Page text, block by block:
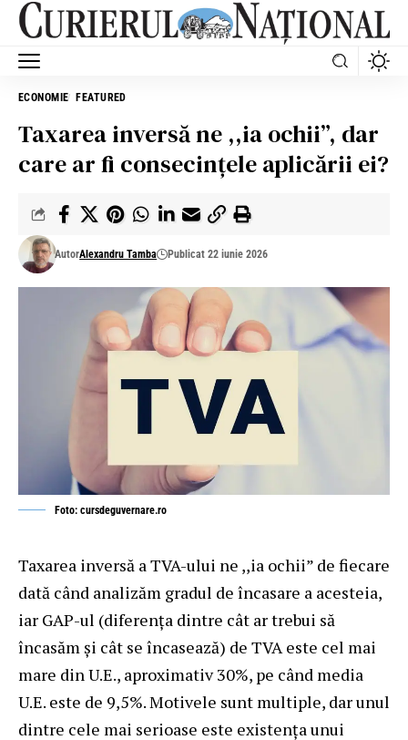
ECONOMIE FEATURED
Taxarea inversă ne ,,ia ochii”, dar
care ar fi consecințele aplicării ei?
AutorAlexandru Tamba Publicat 22 iunie 2026
Foto: cursdeguvernare.ro
Taxarea inversă a TVA-ului ne ,,ia ochii” de fiecare
dată când analizăm gradul de încasare a acesteia,
iar GAP-ul (diferența dintre cât ar trebui să
încasăm și cât se încasează) de TVA este cel mai
mare din U.E., aproximativ 30%, pe când media
U.E. este de 9,5%. Motivele sunt multiple, dar unul
dintre cele mai serioase este existența unui